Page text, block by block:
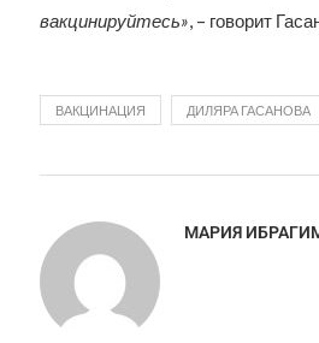
вакцинируйтесь», – говорит
ВАКЦИНАЦИЯ ДИЛЯРА ГАСАНОВА
МАРИЯ